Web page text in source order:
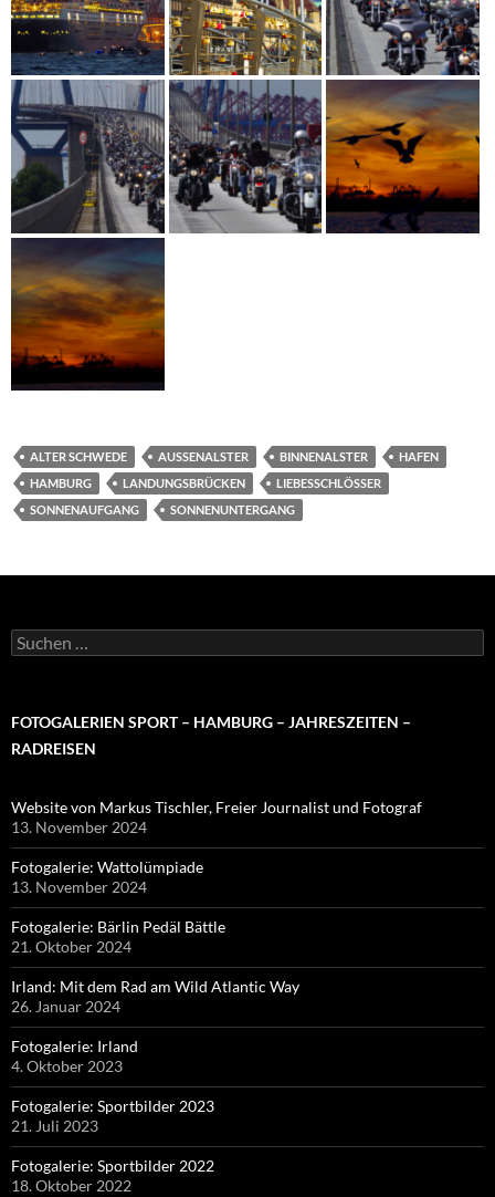
ALTER SCHWEDE AUSSENALSTER BINNENALSTER
HAFEN
HAMBURG
LANDUNGSBRÜCKEN
LIEBESSCHLÖSSER
SONNENAUFGANG
SONNENUNTERGANG
Suchen
nach:
FOTOGALERIEN SPORT – HAMBURG – JAHRESZEITEN –
RADREISEN
Website von Markus Tischler, Freier Journalist und Fotograf
13. November 2024
Fotogalerie: Wattolümpiade
13. November 2024
Fotogalerie: Bärlin Pedäl Bättle
21. Oktober 2024
Irland: Mit dem Rad am Wild Atlantic Way
26. Januar 2024
Fotogalerie: Irland
4. Oktober 2023
Fotogalerie: Sportbilder 2023
21. Juli 2023
Fotogalerie: Sportbilder 2022
18. Oktober 2022